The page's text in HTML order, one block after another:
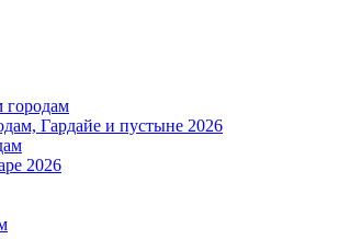
Гардайе и пустыне 2026
2026